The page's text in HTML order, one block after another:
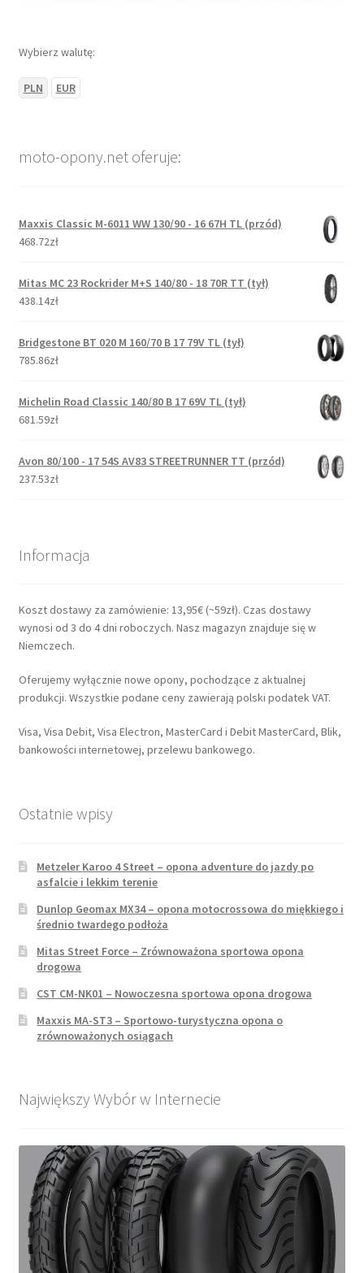
Wybierz walutę:
PLN EUR
moto-opony.net oferuje:
Maxxis Classic M-6011 WW 130/90 - 16 67H TL (przód)
468.72zł
Mitas MC 23 Rockrider M+S 140/80 - 18 70R TT (tył)
438.14zł
Bridgestone BT 020 M 160/70 B 17 79V TL (tył)
785.86zł
Michelin Road Classic 140/80 B 17 69V TL (tył)
681.59zł
Avon 80/100 - 17 54S AV83 STREETRUNNER TT (przód)
237.53zł
Informacja
Koszt dostawy za zamówienie: 13,95€ (~59zł). Czas dostawy
wynosi od 3 do 4 dni roboczych. Nasz magazyn znajduje się w
Niemczech.
Oferujemy wyłącznie nowe opony, pochodzące z aktualnej
produkcji. Wszystkie podane ceny zawierają polski podatek VAT.
Visa, Visa Debit, Visa Electron, MasterCard i Debit MasterCard, Blik,
bankowości internetowej, przelewu bankowego.
Ostatnie wpisy
Metzeler Karoo 4 Street – opona adventure do jazdy po
asfalcie i lekkim terenie
Dunlop Geomax MX34 – opona motocrossowa do miękkiego i
średnio twardego podłoża
Mitas Street Force – Zrównoważona sportowa opona
drogowa
CST CM-NK01 – Nowoczesna sportowa opona drogowa
Maxxis MA-ST3 – Sportowo-turystyczna opona o
zrównoważonych osiągach
Największy Wybór w Internecie